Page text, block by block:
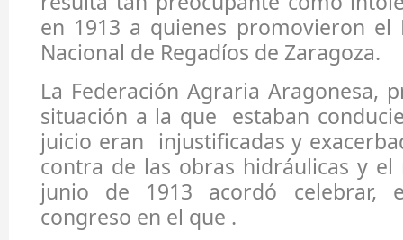
en 1913 a quienes promovieron el
Nacional de Regadíos de Zaragoza.
La Federación Agraria Aragonesa,
situación a la que estaban
juicio eran injustificadas y
contra de las obras hidráulicas y
junio de 1913 acordó celebrar,
congreso en el que .